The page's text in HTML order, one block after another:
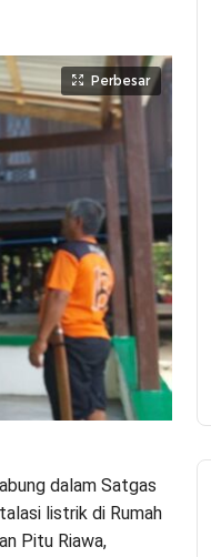
Perbesar
dalam Satgas
listrik di Rumah
Pitu Riawa,